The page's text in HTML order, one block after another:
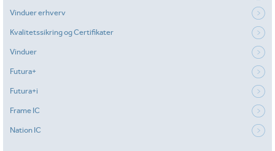
Vinduer erhverv
Kvalitetssikring og Certifikater
Vinduer
Futura+
Futura+i
Frame IC
Nation IC